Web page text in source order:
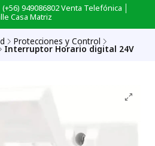
949086802 Venta Telefónica │
Casa Matriz
Protecciones y Control
Interruptor Horario digital 24V